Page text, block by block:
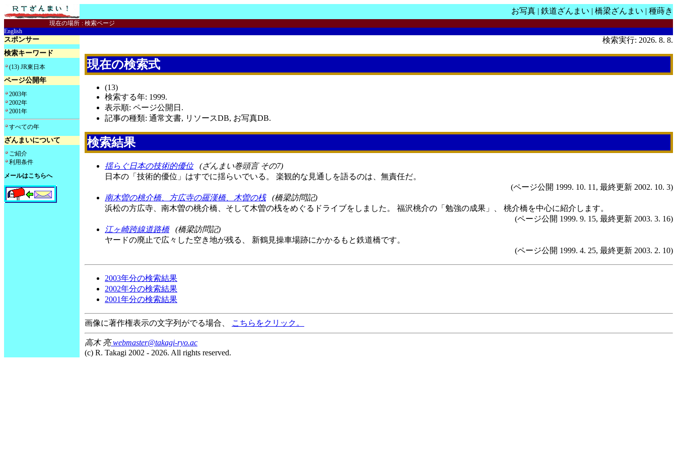
お写真 | 鉄道ざんまい | 橋梁ざんまい | 種蒔き
現在の場所 : 検索ページ
English
スポンサー
検索キーワード
(13) JR東日本
ページ公開年
2003年
2002年
2001年
すべての年
ざんまいについて
ご紹介
利用条件
メールはこちらへ
検索実行: 2026. 8. 8.
現在の検索式
(13)
検索する年: 1999.
表示順: ページ公開日.
記事の種類: 通常文書, リソースDB, お写真DB.
検索結果
揺らぐ日本の技術的優位
(ざんまい巻頭言 その7)
日本の「技術的優位」はすでに揺らいでいる。 楽観的な見通しを語るのは、無責任だ。
(ページ公開 1999. 10. 11, 最終更新 2002. 10. 3)
南木曽の桃介橋、方広寺の羅漢橋、木曽の桟
(橋梁訪問記)
浜松の方広寺、南木曽の桃介橋、そして木曽の桟をめぐるドライブをしました。 福沢桃介の「勉強の成果」、 桃介橋を中心に紹介します。
(ページ公開 1999. 9. 15, 最終更新 2003. 3. 16)
江ヶ崎跨線道路橋
(橋梁訪問記)
ヤードの廃止で広々した空き地が残る、 新鶴見操車場跡にかかるもと鉄道橋です。
(ページ公開 1999. 4. 25, 最終更新 2003. 2. 10)
2003年分の検索結果
2002年分の検索結果
2001年分の検索結果
画像に著作権表示の文字列がでる場合、 こちらをクリック。
高木 亮webmaster@takagi-ryo.ac
(c) R. Takagi 2002 - 2026. All rights reserved.